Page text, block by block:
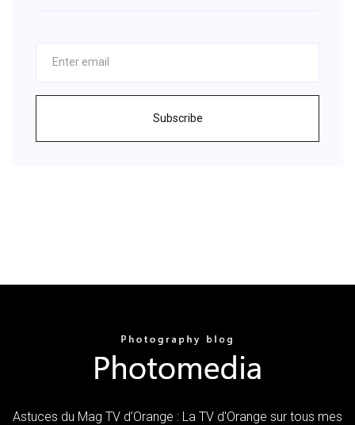
Subscribe
Astuces du Mag TV d’Orange : La TV d'Orange sur tous mes